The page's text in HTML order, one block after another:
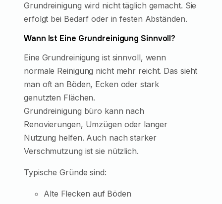
Grundreinigung wird nicht täglich gemacht. Sie
erfolgt bei Bedarf oder in festen Abständen.
Wann Ist Eine Grundreinigung Sinnvoll?
Eine Grundreinigung ist sinnvoll, wenn
normale Reinigung nicht mehr reicht. Das sieht
man oft an Böden, Ecken oder stark
genutzten Flächen.
Grundreinigung büro kann nach
Renovierungen, Umzügen oder langer
Nutzung helfen. Auch nach starker
Verschmutzung ist sie nützlich.
Typische Gründe sind:
Alte Flecken auf Böden